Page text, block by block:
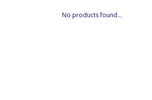
No products found...